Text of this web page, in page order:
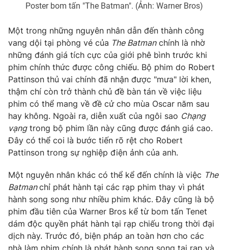
THỜI BÁO VTV
Theo dõi báo trên
Cơ quan chủ quản:Đài Truyền hình Việt Nam
Giấy phép hoạt động báo in và báo điện tử số 483/GP-BTTTT
cấp ngày 29/12/2023
Tổng Biên tập:Vũ Thanh Thủy
Phó Tổng Biên tập:Nguyễn Thị Mỹ Hạnh, Phạm Quốc Thắng,
Nguyễn Trọng Ninh
Tổng đài VTV:024.38 355 931 - 024.38 355 932
Poster bom tấn "The Batman". (Ảnh: Warner Bros)
Một trong những nguyên nhân dẫn đến thành công
vang dội tại phòng vé của The Batmanchính là nhờ
những đánh giá tích cực của giới phê bình trước khi
phim chính thức được công chiếu. Bộ phim do Robert
Pattinson thủ vai chính đã nhận được "mưa" lời khen,
thậm chí còn trở thành chủ đề bàn tán về việc liệu
phim có thể mang về đề cử cho mùa Oscar năm sau
hay không. Ngoài ra, diễn xuất của ngôi sao Chạng
vạngtrong bộ phim lần này cũng được đánh giá cao.
Đây có thể coi là bước tiến rõ rệt cho Robert
Pattinson trong sự nghiệp điện ảnh của anh.
Một nguyên nhân khác có thể kể đến chính là việc The
Batmanchỉ phát hành tại các rạp phim thay vì phát
hành song song như nhiều phim khác. Đây cũng là bộ
phim đầu tiên của Warner Bros kể từ bom tấn Tenet
dám độc quyền phát hành tại rạp chiếu trong thời đại
dịch này. Trước đó, biện pháp an toàn hơn cho các
nhà làm phim chính là phát hành song song tại rạp và